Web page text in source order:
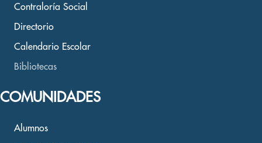
Contraloría Social
Directorio
Calendario Escolar
Bibliotecas
COMUNIDADES
Alumnos